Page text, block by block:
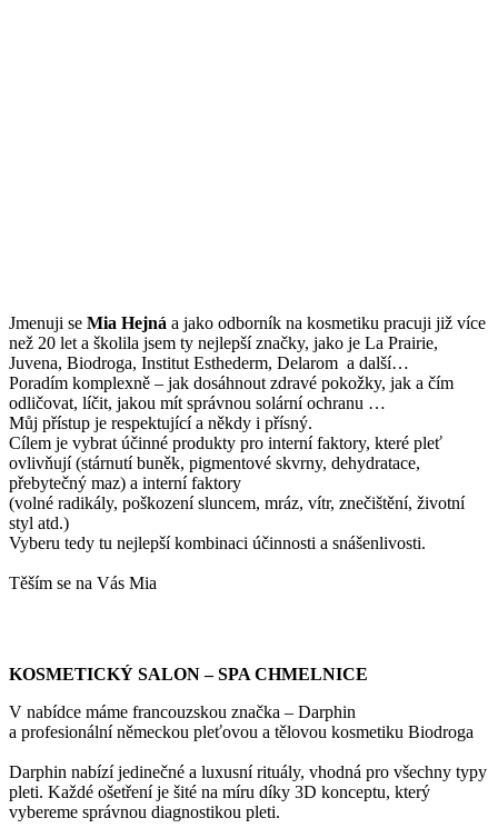
Jmenuji se Mia Hejná a jako odborník na kosmetiku pracuji již více
než 20 let a školila jsem ty nejlepší značky, jako je La Prairie,
Juvena, Biodroga, Institut Esthederm, Delarom a další…
Poradím komplexně – jak dosáhnout zdravé pokožky, jak a čím
odličovat, líčit, jakou mít správnou solární ochranu …
Můj přístup je respektující a někdy i přísný.
Cílem je vybrat účinné produkty pro interní faktory, které pleť
ovlivňují (stárnutí buněk, pigmentové skvrny, dehydratace,
přebytečný maz) a interní faktory
(volné radikály, poškození sluncem, mráz, vítr, znečištění, životní
styl atd.)
Vyberu tedy tu nejlepší kombinaci účinnosti a snášenlivosti.
Těším se na Vás Mia
KOSMETICKÝ SALON – SPA CHMELNICE
V nabídce máme francouzskou značka – Darphin
a profesionální německou pleťovou a tělovou kosmetiku Biodroga
Darphin nabízí jedinečné a luxusní rituály, vhodná pro všechny typy
pleti. Každé ošetření je šité na míru díky 3D konceptu, který
vybereme správnou diagnostikou pleti.